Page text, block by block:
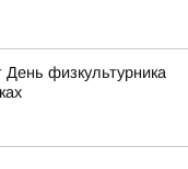
физкультурника